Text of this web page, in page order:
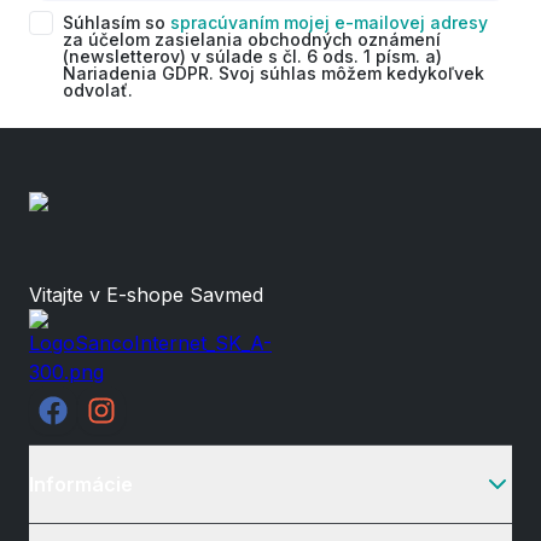
Súhlasím so spracúvaním mojej e-mailovej adresy
za účelom zasielania obchodných oznámení
(newsletterov) v súlade s čl. 6 ods. 1 písm. a)
Nariadenia GDPR. Svoj súhlas môžem kedykoľvek
odvolať.
Vitajte v E-shope Savmed